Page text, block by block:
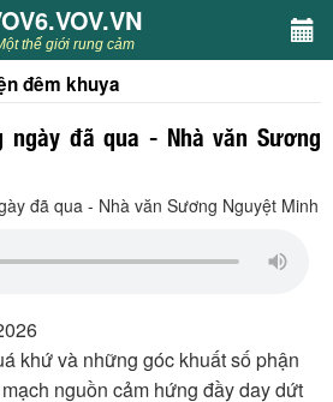
thế giới rung cảm
đêm khuya
ngày đã qua - Nhà văn Sương
khứ và những góc khuất số phận
nguồn cảm hứng đầy day dứt